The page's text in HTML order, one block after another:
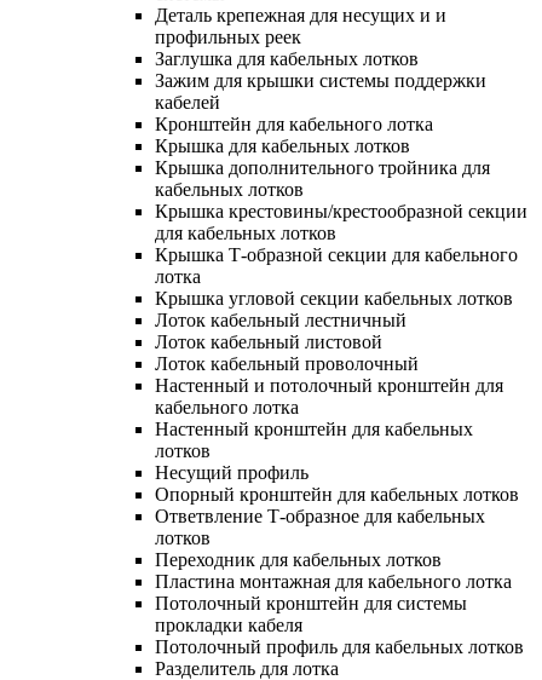
Деталь крепежная для несущих и и
профильных реек
Заглушка для кабельных лотков
Зажим для крышки системы поддержки
кабелей
Кронштейн для кабельного лотка
Крышка для кабельных лотков
Крышка дополнительного тройника для
кабельных лотков
Крышка крестовины/крестообразной секции
для кабельных лотков
Крышка Т-образной секции для кабельного
лотка
Крышка угловой секции кабельных лотков
Лоток кабельный лестничный
Лоток кабельный листовой
Лоток кабельный проволочный
Настенный и потолочный кронштейн для
кабельного лотка
Настенный кронштейн для кабельных
лотков
Несущий профиль
Опорный кронштейн для кабельных лотков
Ответвление Т-образное для кабельных
лотков
Переходник для кабельных лотков
Пластина монтажная для кабельного лотка
Потолочный кронштейн для системы
прокладки кабеля
Потолочный профиль для кабельных лотков
Разделитель для лотка